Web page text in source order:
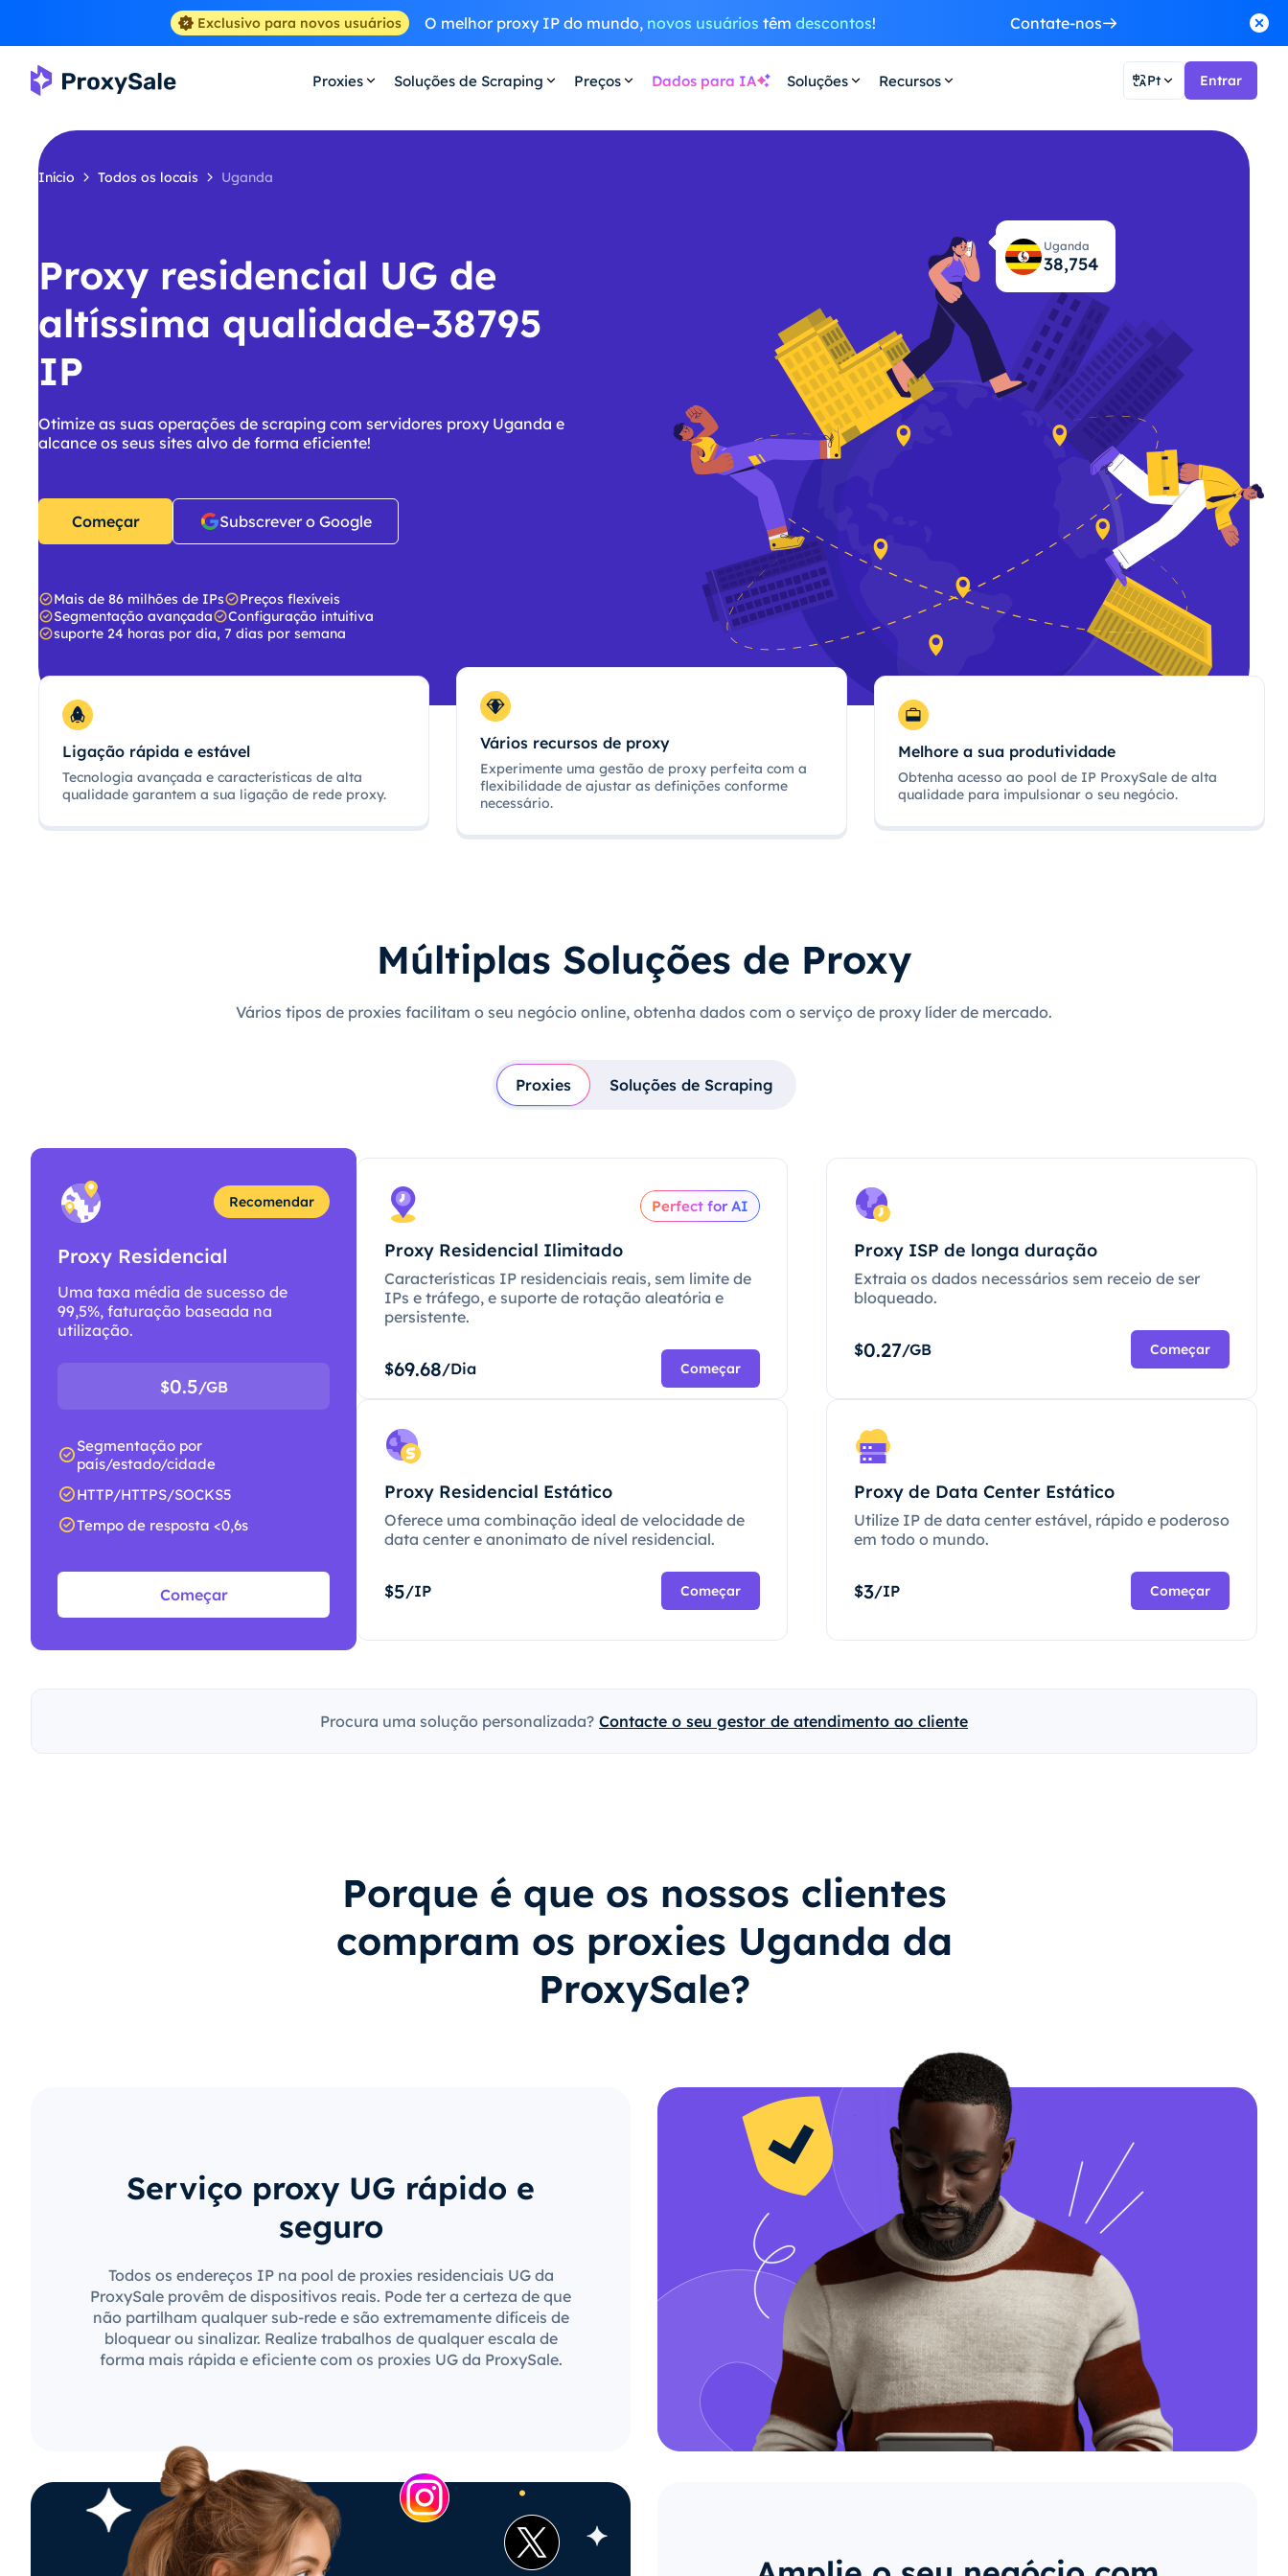
Exclusivo para novos usuários O melhor proxy IP do mundo, novos usuários têm descontos! Contate-nos
Proxies Soluções de Scraping Preços Dados para IA Soluções Recursos Pt Entrar
Início Todos os locais Uganda
Proxy residencial UG de
altíssima qualidade-38795
IP
Otimize as suas operações de scraping com servidores proxy Uganda e
alcance os seus sites alvo de forma eficiente!
Começar Subscrever o Google
Mais de 86 milhões de IPs
Preços flexíveis
Segmentação avançada
Configuração intuitiva
suporte 24 horas por dia, 7 dias por semana
Uganda
38,795
Ligação rápida e estável
Tecnologia avançada e características de alta
qualidade garantem a sua ligação de rede proxy.
Vários recursos de proxy
Experimente uma gestão de proxy perfeita com a
flexibilidade de ajustar as definições conforme
necessário.
Melhore a sua produtividade
Obtenha acesso ao pool de IP ProxySale de alta
qualidade para impulsionar o seu negócio.
Múltiplas Soluções de Proxy
Vários tipos de proxies facilitam o seu negócio online, obtenha dados com o serviço de proxy líder de mercado.
Proxies Soluções de Scraping
Recomendar
Proxy Residencial
Uma taxa média de sucesso de
99,5%, faturação baseada na
utilização.
$0.5/GB
Segmentação por
país/estado/cidade
HTTP/HTTPS/SOCKS5
Tempo de resposta <0,6s
Começar
Perfect for AI
Proxy Residencial Ilimitado
Características IP residenciais reais, sem limite de
IPs e tráfego, e suporte de rotação aleatória e
persistente.
$69.68/Dia Começar
Proxy ISP de longa duração
Extraia os dados necessários sem receio de ser
bloqueado.
$0.27/GB Começar
Proxy Residencial Estático
Oferece uma combinação ideal de velocidade de
data center e anonimato de nível residencial.
$5/IP Começar
Proxy de Data Center Estático
Utilize IP de data center estável, rápido e poderoso
em todo o mundo.
$3/IP Começar
Procura uma solução personalizada? Contacte o seu gestor de atendimento ao cliente
Porque é que os nossos clientes
compram os proxies Uganda da
ProxySale?
Serviço proxy UG rápido e
seguro
Todos os endereços IP na pool de proxies residenciais UG da
ProxySale provêm de dispositivos reais. Pode ter a certeza de que
não partilham qualquer sub-rede e são extremamente difíceis de
bloquear ou sinalizar. Realize trabalhos de qualquer escala de
forma mais rápida e eficiente com os proxies UG da ProxySale.